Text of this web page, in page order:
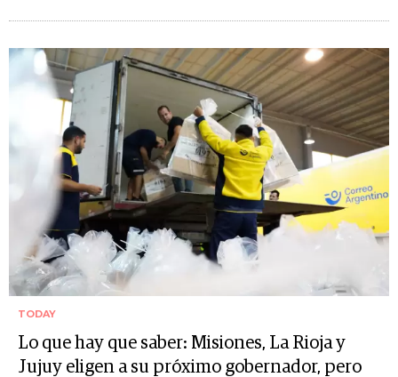
TODAY
Lo que hay que saber: Misiones, La Rioja y
Jujuy eligen a su próximo gobernador, pero